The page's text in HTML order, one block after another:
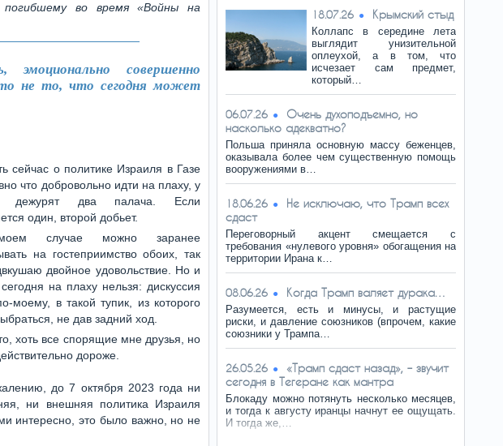
погибшему во время «Войны на
совершенно
не то, что сегодня может
сейчас о политике Израиля в Газе
что добровольно идти на плаху, у
дежурят два палача. Если
один, второй добьет.
случае можно заранее
на гостеприимство обоих, так
двойное удовольствие. Но и
на плаху нельзя: дискуссия
моему, в такой тупик, из которого
не дав задний ход.
хоть все спорящие мне друзья, но
дороже.
до 7 октября 2023 года ни
ни внешняя политика Израиля
интересно, это было важно, но не
18.07.26 Крымский стыд
Коллапс в середине лета
выглядит унизительной
оплеухой, а в том, что
исчезает сам предмет,
который…
06.07.26
Очень духоподъемно, но
насколько адекватно?
Польша приняла основную массу беженцев,
оказывала более чем существенную помощь
вооружениями в…
18.06.26
Не исключаю, что Трамп всех
сдаст
Переговорный акцент смещается с
требования «нулевого уровня» обогащения на
территории Ирана к…
08.06.26 Когда Трамп валяет дурака…
Разумеется, есть и минусы, и растущие
риски, и давление союзников (впрочем, какие
союзники у Трампа…
26.05.26
«Трамп сдаст назад», – звучит
сегодня в Тегеране как мантра
Блокаду можно потянуть несколько месяцев,
и тогда к августу иранцы начнут ее ощущать.
И тогда же,…